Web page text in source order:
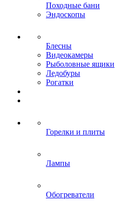
Походные бани
Эндоскопы
Блесны
Видеокамеры
Рыболовные ящики
Ледобуры
Рогатки
Горелки и плиты
Лампы
Обогреватели